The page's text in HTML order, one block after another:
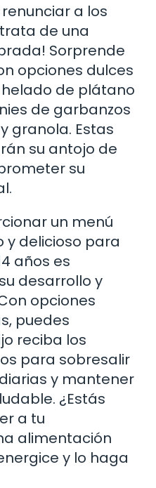
a los
de una
Sorprende
opciones dulces
de plátano
de garbanzos
granola. Estas
su antojo de
su
un menú
y delicioso para
años es
desarrollo y
opciones
puedes
reciba los
para sobresalir
y mantener
¿Estás
a tu
alimentación
y lo haga